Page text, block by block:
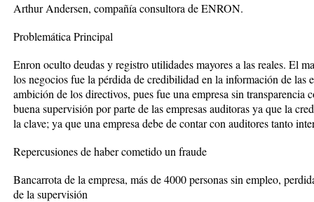
Arthur Andersen, compañía consultora de ENRON.
Problemática Principal
Enron oculto deudas y registro utilidades mayores a las reales. El
los negocios fue la pérdida de credibilidad en la información de las
ambición de los directivos, pues fue una empresa sin transparencia
buena supervisión por parte de las empresas auditoras ya que la
la clave; ya que una empresa debe de contar con auditores tanto
Repercusiones de haber cometido un fraude
Bancarrota de la empresa, más de 4000 personas sin empleo,
de la supervisión